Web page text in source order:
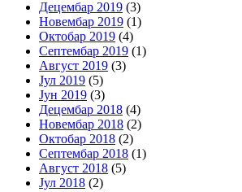
Децембар 2019 (3)
Новембар 2019 (1)
Октобар 2019 (4)
Септембар 2019 (1)
Август 2019 (3)
Јул 2019 (5)
Јун 2019 (3)
Децембар 2018 (4)
Новембар 2018 (2)
Октобар 2018 (2)
Септембар 2018 (1)
Август 2018 (5)
Јул 2018 (2)